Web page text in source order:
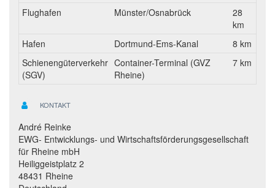
Flughafen
Münster/Osnabrück
28
km
Hafen
Dortmund-Ems-Kanal
8 km
Schienengüterverkehr
(SGV)
Container-Terminal (GVZ
Rheine)
7 km
KONTAKT
André Reinke
EWG- Entwicklungs- und Wirtschaftsförderungsgesellschaft
für Rheine mbH
Heiliggeistplatz 2
48431 Rheine